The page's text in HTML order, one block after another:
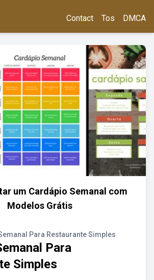
Contact Tos DMCA
um Cardápio Semanal com
Modelos Grátis
Para Restaurante Simples
Para
Simples